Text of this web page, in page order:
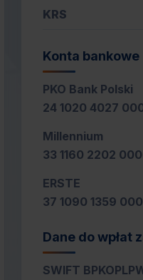
KRS
Konta bankowe
PKO Bank Polski
24 1020 4027
Millennium
33 1160 2202
ERSTE
37 1090 1359
Dane do wpłat
SWIFT